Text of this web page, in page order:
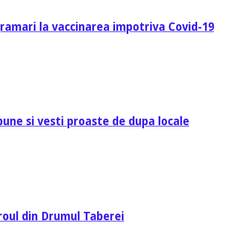
la vaccinarea impotriva Covid-19
si vesti proaste de dupa locale
din Drumul Taberei